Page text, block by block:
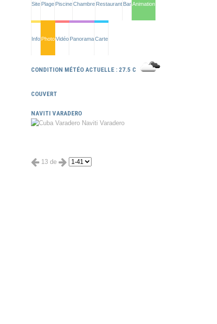
Site Plage PiscineChambre Restaurant BarAnimation
Info PhotoVidéo PanoramaCarte
CONDITION MÉTÉO ACTUELLE : 27.5 C
COUVERT
NAVITI VARADERO
13 de